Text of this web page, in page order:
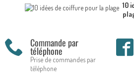
10
Commande par
téléphone
Prise de commandes par
téléphone